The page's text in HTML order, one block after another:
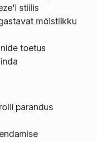
stiilis
mõistlikku
toetus
parandus